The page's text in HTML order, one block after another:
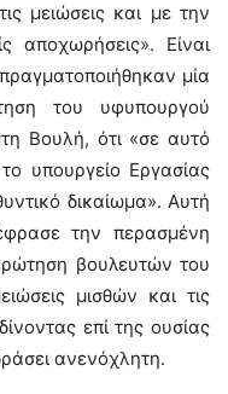
μειώσεις και με την
αποχωρήσεις». Είναι
μία
του υφυπουργού
Βουλή, ότι «σε αυτό
υπουργείο Εργασίας
δικαίωμα». Αυτή
την περασμένη
βουλευτών του
μισθών και τις
επί της ουσίας
ανενόχλητη.